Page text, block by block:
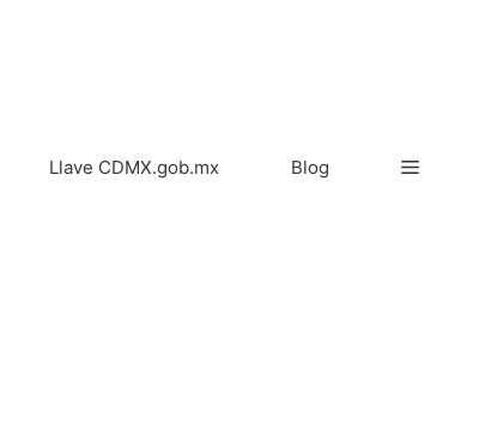
Llave CDMX.gob.mx Blog